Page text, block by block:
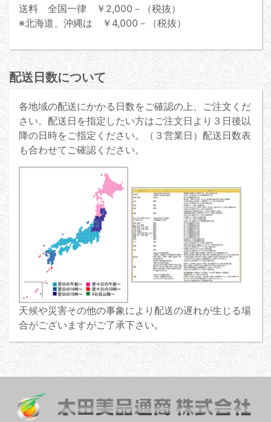
送料 全国一律 ￥2,000－（税抜）
※北海道、沖縄は ￥4,000－（税抜）
配送日数について
各地域の配送にかかる日数をご確認の上、ご注文くだ
さい。配送日を指定したい方はご注文日より３日後以
降の日時をご指定ください。（３営業日）配送日数表
も合わせてご確認ください。
天候や災害その他の事象により配送の遅れが生じる場
合がございますがご了承下さい。